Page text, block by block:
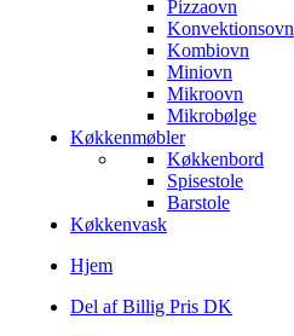
Pizzaovn
Konvektionsovn
Kombiovn
Miniovn
Mikroovn
Mikrobølge
Køkkenmøbler
Køkkenbord
Spisestole
Barstole
Køkkenvask
Hjem
Del af Billig Pris DK